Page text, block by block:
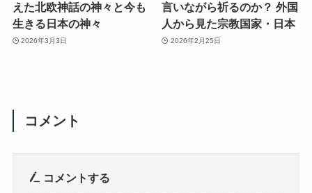
えた北欧神話の神々と今も
生きる日本の神々
2026年3月3日
言いながら祈るのか？ 外国
人から見た宗教国家・日本
2026年2月25日
コメント
コメントする